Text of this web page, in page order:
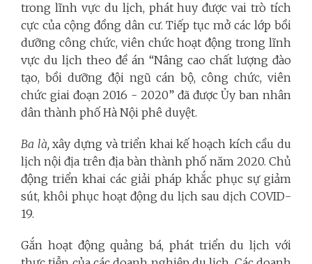
trong lĩnh vực du lịch, phát huy được vai trò tích
cực của cộng đồng dân cư. Tiếp tục mở các lớp bồi
dưỡng công chức, viên chức hoạt động trong lĩnh
vực du lịch theo đề án “Nâng cao chất lượng đào
tạo, bồi dưỡng đội ngũ cán bộ, công chức, viên
chức giai đoạn 2016 - 2020” đã được Ủy ban nhân
dân thành phố Hà Nội phê duyệt.
Ba là,xây dựng và triển khai kế hoạch kích cầu du
lịch nội địa trên địa bàn thành phố năm 2020. Chủ
động triển khai các giải pháp khắc phục sự giảm
sút, khôi phục hoạt động du lịch sau dịch COVID-
19.
Gắn hoạt động quảng bá, phát triển du lịch với